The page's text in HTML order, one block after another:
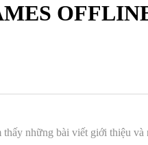
những bài viết giới thiệu